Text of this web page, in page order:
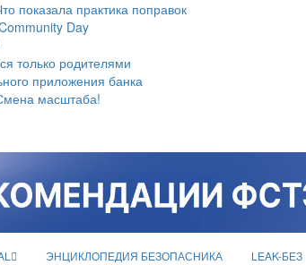
показала практика поправок
Day
только родителями
приложения банка
масштаба!
ЭНЦИКЛОПЕДИЯ БЕЗОПАСНИКА LEAK-БЕЗ